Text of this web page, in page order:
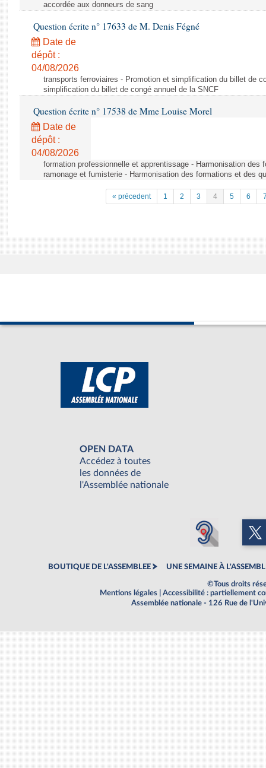
accordée aux donneurs de sang
Question écrite n° 17633 de M. Denis Fégné
Date de
dépôt :
04/08/2026
transports ferroviaires - Promotion et simplification du billet de
simplification du billet de congé annuel de la SNCF
Question écrite n° 17538 de Mme Louise Morel
Date de
dépôt :
04/08/2026
formation professionnelle et apprentissage - Harmonisation des
ramonage et fumisterie - Harmonisation des formations et des
« précedent 1 2 3 4 5 6
OPEN DATA
Accédez à toutes
les données de
l'Assemblée nationale
BOUTIQUE DE L'ASSEMBLEE UNE SEMAINE À
©Tous droits
Mentions légales
Accessibilité : partiellement
Assemblée nationale - 126 Rue de